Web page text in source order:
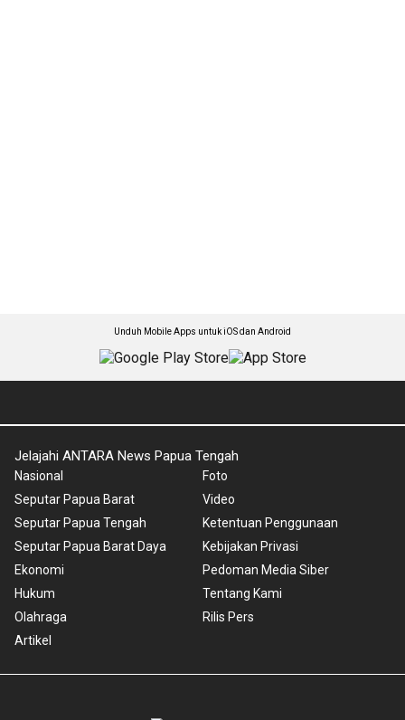
Unduh Mobile Apps untuk iOS dan Android
Jelajahi ANTARA News Papua Tengah
Nasional
Seputar Papua Barat
Seputar Papua Tengah
Seputar Papua Barat Daya
Ekonomi
Hukum
Olahraga
Artikel
Foto
Video
Ketentuan Penggunaan
Kebijakan Privasi
Pedoman Media Siber
Tentang Kami
Rilis Pers